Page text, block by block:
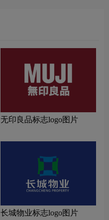
无印良品标志logo图片
长城物业标志logo图片